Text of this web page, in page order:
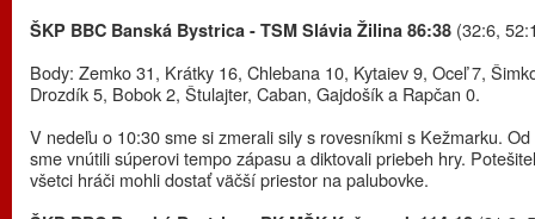
ŠKP BBC Banská Bystrica - TSM Slávia Žilina 86:38 (32:6,
Body: Zemko 31, Krátky 16, Chlebana 10, Kytaiev 9, Oceľ 7,
Drozdík 5, Bobok 2, Štulajter, Caban, Gajdošík a Rapčan 0.
V nedeľu o 10:30 sme si zmerali sily s rovesníkmi s Kežmarku.
sme vnútili súperovi tempo zápasu a diktovali priebeh hry.
všetci hráči mohli dostať väčší priestor na palubovke.